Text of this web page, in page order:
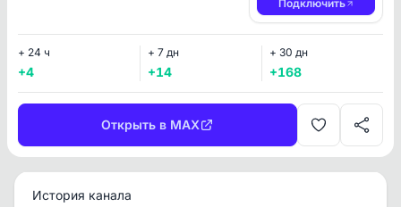
Подключить
+ 24 ч
+4
+ 7 дн
+14
+ 30 дн
+168
Открыть в MAX
История канала